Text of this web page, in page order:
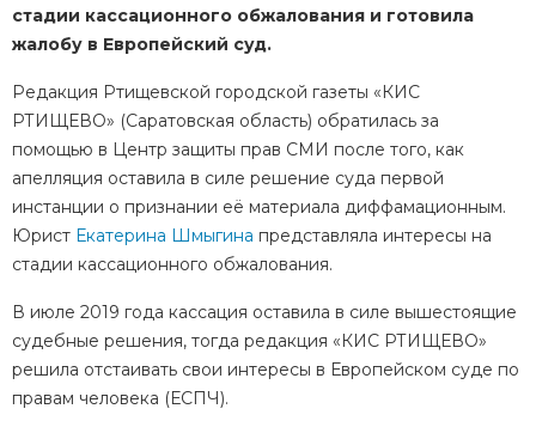
стадии кассационного обжалования и готовила
жалобу в Европейский суд.
Редакция Ртищевской городской газеты «КИС
РТИЩЕВО» (Саратовская область) обратилась за
помощью в Центр защиты прав СМИ после того, как
апелляция оставила в силе решение суда первой
инстанции о признании её материала диффамационным.
Юрист Екатерина Шмыгина представляла интересы на
стадии кассационного обжалования.
В июле 2019 года кассация оставила в силе вышестоящие
судебные решения, тогда редакция «КИС РТИЩЕВО»
решила отстаивать свои интересы в Европейском суде по
правам человека (ЕСПЧ).